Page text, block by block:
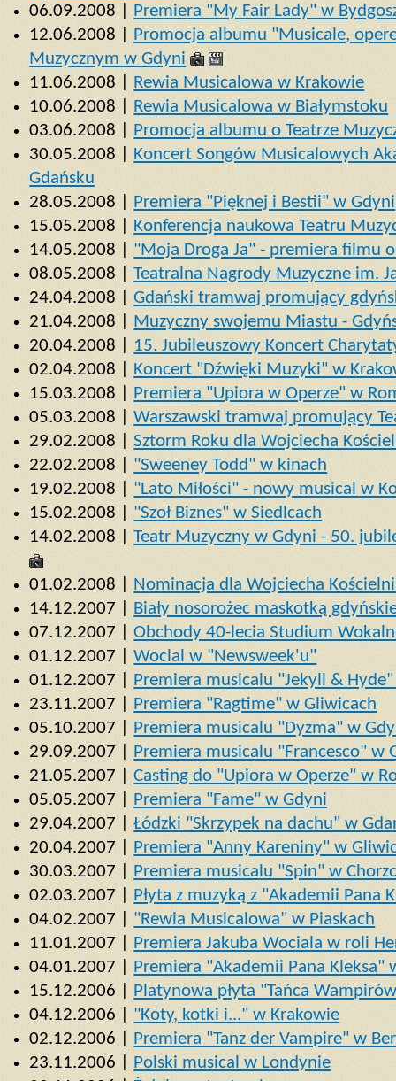
06.09.2008 | Premiera "My Fair Lady" w
12.06.2008 | Promocja albumu "Musicale,
Muzycznym w Gdyni
11.06.2008 | Rewia Musicalowa w Krakowie
10.06.2008 | Rewia Musicalowa w Białymstoku
03.06.2008 | Promocja albumu o Teatrze
30.05.2008 | Koncert Songów Musicalowych
Gdańsku
28.05.2008 | Premiera "Pięknej i Bestii" w Gdyni
15.05.2008 | Konferencja naukowa Teatru
14.05.2008 | "Moja Droga Ja" - premiera filmu
08.05.2008 |Teatralna Nagrody Muzyczne im.
24.04.2008 |Gdański tramwaj promujący
21.04.2008 | Muzyczny swojemu Miastu -
20.04.2008 | 15. Jubileuszowy Koncert
02.04.2008 | Koncert "Dźwięki Muzyki" w
15.03.2008 | Premiera "Upiora w Operze" w
05.03.2008 |Warszawski tramwaj promujący
29.02.2008 |Sztorm Roku dla Wojciecha
22.02.2008 | "Sweeney Todd" w kinach
19.02.2008 | "Lato Miłości" - nowy musical w
15.02.2008 | "Szoł Biznes" w Siedlcach
14.02.2008 |Teatr Muzyczny w Gdyni - 50.
01.02.2008 | Nominacja dla Wojciecha
14.12.2007 | Biały nosorożec maskotką
07.12.2007 |Obchody 40-lecia Studium
01.12.2007 |Wocial w "Newsweek'u"
01.12.2007 | Premiera musicalu "Jekyll &
23.11.2007 | Premiera "Ragtime" w Gliwicach
05.10.2007 | Premiera musicalu "Dyzma" w
29.09.2007 | Premiera musicalu "Francesco" w
21.05.2007 |Casting do "Upiora w Operze" w
05.05.2007 | Premiera "Fame" w Gdyni
29.04.2007 |Łódzki "Skrzypek na dachu" w
20.04.2007 | Premiera "Anny Kareniny" w
30.03.2007 | Premiera musicalu "Spin" w
02.03.2007 | Płyta z muzyką z "Akademii Pana
04.02.2007 | "Rewia Musicalowa" w Piaskach
11.01.2007 | Premiera Jakuba Wociala w roli
04.01.2007 | Premiera "Akademii Pana Kleksa"
15.12.2006 | Platynowa płyta "Tańca
04.12.2006 | "Koty, kotki i..." w Krakowie
02.12.2006 | Premiera "Tanz der Vampire" w
23.11.2006 | Polski musical w Londynie